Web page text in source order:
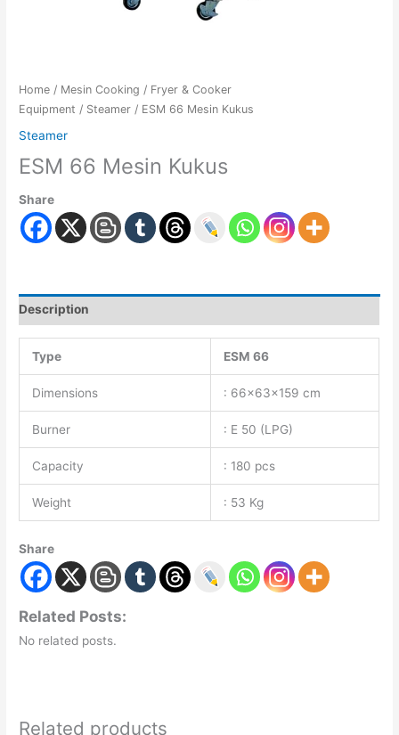
Home / Mesin Cooking / Fryer & Cooker
Equipment / Steamer / ESM 66 Mesin Kukus
Steamer
ESM 66 Mesin Kukus
Share
Description
Type ESM 66
Dimensions : 66x63x159 cm
Burner : E 50 (LPG)
Capacity : 180 pcs
Weight : 53 Kg
Share
Related Posts:
No related posts.
Related products